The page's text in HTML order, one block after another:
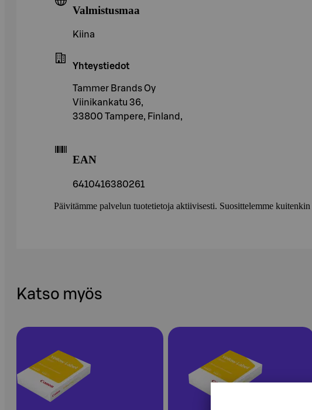
Valmistusmaa
Kiina
Yhteystiedot
Tammer Brands Oy
Viinikankatu 36,
33800 Tampere, Finland,
EAN
6410416380261
Päivitämme palvelun tuotetietoja aktiivisesti. Suosittelemme
Katso myös